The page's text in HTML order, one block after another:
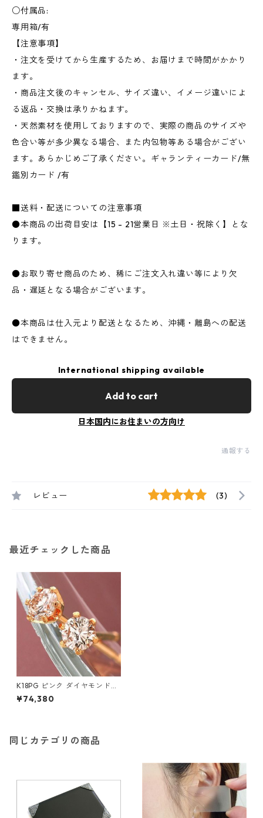
○付属品:
専用箱/有
【注意事項】
・注文を受けてから生産するため、お届けまで時間がかかり
ます。
・商品注文後のキャンセル、サイズ違い、イメージ違いによ
る返品・交換は承りかねます。
・天然素材を使用しておりますので、実際の商品のサイズや
色合い等が多少異なる場合、また内包物等ある場合がござい
ます。あらかじめご了承ください。ギャランティーカード/無
鑑別カード /有
■送料・配送についての注意事項
●本商品の出荷目安は【15 - 21営業日 ※土日・祝除く】とな
ります。
●お取り寄せ商品のため、稀にご注文入れ違い等により欠
品・遅延となる場合がございます。
●本商品は仕入元より配送となるため、沖縄・離島への配送
はできません。
International shipping available
Add to cart
日本国内にお住まいの方向け
通報する
レビュー (3)
最近チェックした商品
K18PG ピンク ダイヤモンドピ
アス 0.1ct ピンクダイヤ ジュ
エリー アクセサリー レディー
¥74,380
同じカテゴリの商品